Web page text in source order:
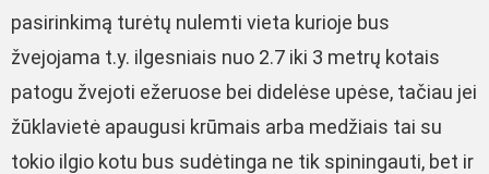
pasirinkimą turėtų nulemti vieta kurioje bus
žvejojama t.y. ilgesniais nuo 2.7 iki 3 metrų kotais
patogu žvejoti ežeruose bei didelėse upėse, tačiau jei
žūklavietė apaugusi krūmais arba medžiais tai su
tokio ilgio kotu bus sudėtinga ne tik spiningauti, bet ir